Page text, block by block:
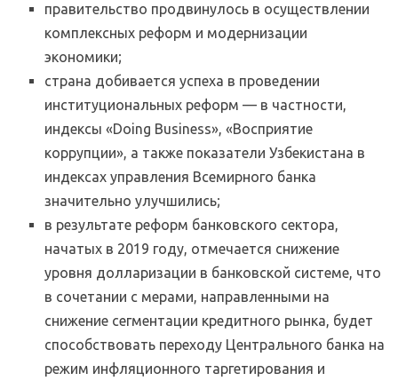
правительство продвинулось в осуществлении
комплексных реформ и модернизации
экономики;
страна добивается успеха в проведении
институциональных реформ — в частности,
индексы «Doing Business», «Восприятие
коррупции», а также показатели Узбекистана в
индексах управления Всемирного банка
значительно улучшились;
в результате реформ банковского сектора,
начатых в 2019 году, отмечается снижение
уровня долларизации в банковской системе, что
в сочетании с мерами, направленными на
снижение сегментации кредитного рынка, будет
способствовать переходу Центрального банка на
режим инфляционного таргетирования и